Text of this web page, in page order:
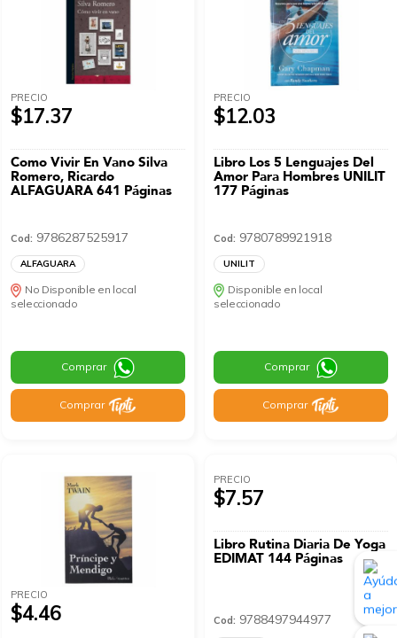
PRECIO
$17.37
Como Vivir En Vano Silva
Romero, Ricardo
ALFAGUARA 641 Páginas
Cod: 9786287525917
ALFAGUARA
No Disponible en local
seleccionado
Comprar
Comprar
PRECIO
$12.03
Libro Los 5 Lenguajes Del
Amor Para Hombres UNILIT
177 Páginas
Cod: 9780789921918
UNILIT
Disponible en local
seleccionado
Comprar
Comprar
PRECIO
$4.46
PRECIO
$7.57
Libro Rutina Diaria De Yoga
EDIMAT 144 Páginas
Cod: 9788497944977